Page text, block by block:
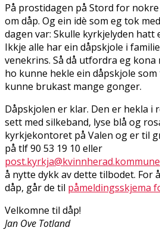
På prostidagen på Stord for
om dåp. Og ein idè som eg tok
dagen var: Skulle kyrkjelyden hatt
Ikkje alle har ein dåpskjole i
venekrins. Så då utfordra eg kona
ho kunne hekle ein dåpskjole
kunne brukast mange gonger.
Dåpskjolen er klar. Den er hekla i
sett med silkeband, lyse blå og
kyrkjekontoret på Valen og er til
på tlf 90 53 19 10 eller
å nytte dykk av dette tilbodet. For
dåp, går de til påmeldingsskjema
Velkomne til dåp!
Jan Ove Totland